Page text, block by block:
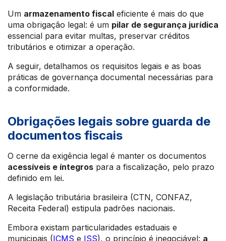
Um armazenamento fiscal eficiente é mais do que
uma obrigação legal: é um pilar de segurança jurídica
essencial para evitar multas, preservar créditos
tributários e otimizar a operação.
A seguir, detalhamos os requisitos legais e as boas
práticas de governança documental necessárias para
a conformidade.
Obrigações legais sobre guarda de
documentos fiscais
O cerne da exigência legal é manter os documentos
acessíveis e íntegros para a fiscalização, pelo prazo
definido em lei.
A legislação tributária brasileira (CTN, CONFAZ,
Receita Federal) estipula padrões nacionais.
Embora existam particularidades estaduais e
municipais (ICMS e ISS), o princípio é inegociável: a